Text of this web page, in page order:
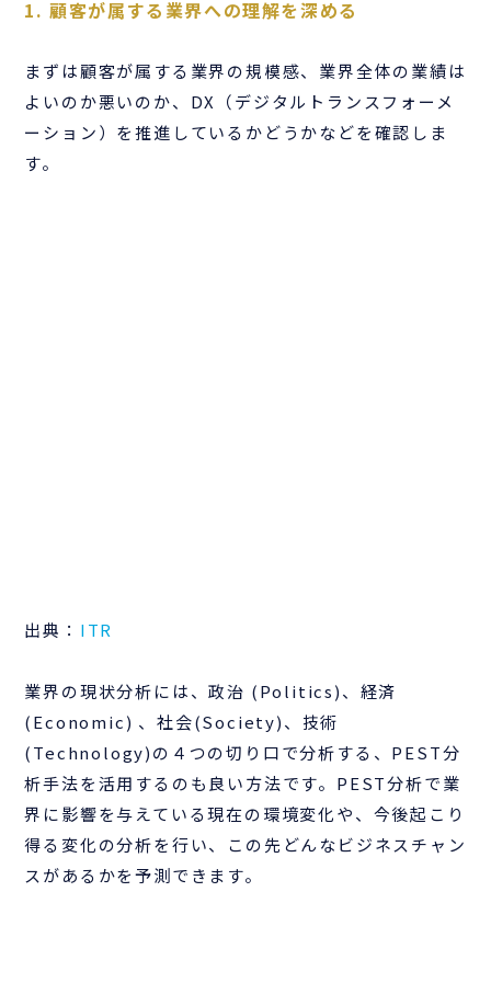
1. 顧客が属する業界への理解を深める
まずは顧客が属する業界の規模感、業界全体の業績は
よいのか悪いのか、DX（デジタルトランスフォーメ
ーション）を推進しているかどうかなどを確認しま
す。
出典： ITR
業界の現状分析には、政治 (Politics)、経済
(Economic) 、社会(Society)、技術
(Technology)の４つの切り口で分析する、PEST分
析手法を活用するのも良い方法です。PEST分析で業
界に影響を与えている現在の環境変化や、今後起こり
得る変化の分析を行い、この先どんなビジネスチャン
スがあるかを予測できます。